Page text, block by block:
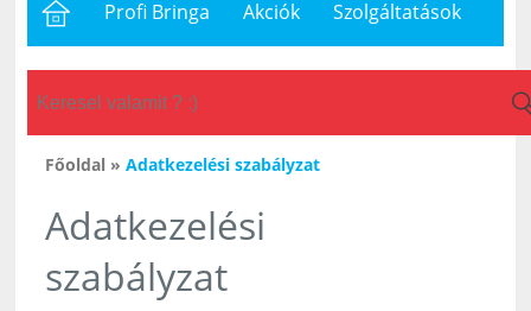
Profi Bringa Akciók Szolgáltatások
Letöltések Hasznos Hírek
Főoldal »Adatkezelési szabályzat
Adatkezelési
szabályzat